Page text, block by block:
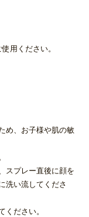
用ください。
め、お子様や肌の敏
スプレー直後に顔を
洗い流してくださ
ださい。